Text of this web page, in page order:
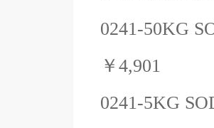
0241-50KG
￥ 4,901
0241-5KG